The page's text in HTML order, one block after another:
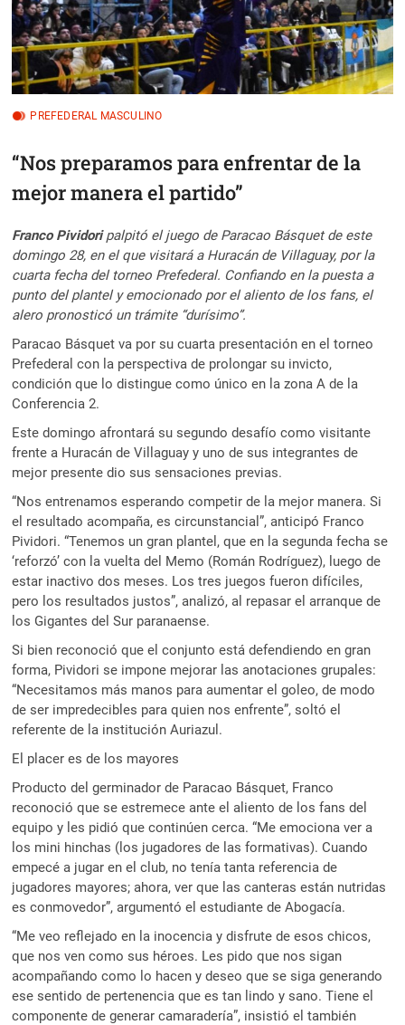
PREFEDERAL MASCULINO
“Nos preparamos para enfrentar de la
mejor manera el partido”
Franco Pividoripalpitó el juego de Paracao Básquet de este
domingo 28, en el que visitará a Huracán de Villaguay, por la
cuarta fecha del torneo Prefederal. Confiando en la puesta a
punto del plantel y emocionado por el aliento de los fans, el
alero pronosticó un trámite “durísimo”.
Paracao Básquet va por su cuarta presentación en el torneo
Prefederal con la perspectiva de prolongar su invicto,
condición que lo distingue como único en la zona A de la
Conferencia 2.
Este domingo afrontará su segundo desafío como visitante
frente a Huracán de Villaguay y uno de sus integrantes de
mejor presente dio sus sensaciones previas.
“Nos entrenamos esperando competir de la mejor manera. Si
el resultado acompaña, es circunstancial”, anticipó Franco
Pividori. “Tenemos un gran plantel, que en la segunda fecha se
‘reforzó’ con la vuelta del Memo (Román Rodríguez), luego de
estar inactivo dos meses. Los tres juegos fueron difíciles,
pero los resultados justos”, analizó, al repasar el arranque de
los Gigantes del Sur paranaense.
Si bien reconoció que el conjunto está defendiendo en gran
forma, Pividori se impone mejorar las anotaciones grupales:
“Necesitamos más manos para aumentar el goleo, de modo
de ser impredecibles para quien nos enfrente”, soltó el
referente de la institución Auriazul.
El placer es de los mayores
Producto del germinador de Paracao Básquet, Franco
reconoció que se estremece ante el aliento de los fans del
equipo y les pidió que continúen cerca. “Me emociona ver a
los mini hinchas (los jugadores de las formativas). Cuando
empecé a jugar en el club, no tenía tanta referencia de
jugadores mayores; ahora, ver que las canteras están nutridas
es conmovedor”, argumentó el estudiante de Abogacía.
“Me veo reflejado en la inocencia y disfrute de esos chicos,
que nos ven como sus héroes. Les pido que nos sigan
acompañando como lo hacen y deseo que se siga generando
ese sentido de pertenencia que es tan lindo y sano. Tiene el
componente de generar camaradería”, insistió el también